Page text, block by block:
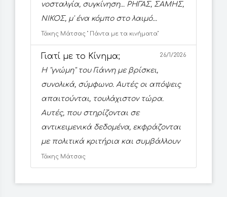
νοσταλγία, συγκίνηση... ΡΗΓΑΣ, ΣΑΜΗΣ,
ΝΙΚΟΣ, μ' ένα κόμπο στο λαιμό...
Τάκης Μάτσας '' Πάντα με τα κινήματα''
Γιατί με το Κίνημα; 26/1/2026
Η ''γνώμη'' του Γιάννη με βρίσκει,
συνολικά, σύμφωνο. Αυτές οι απόψεις
απαιτούνται, τουλάχιστον τώρα.
Αυτές, που στηρίζονται σε
αντικειμενικά δεδομένα, εκφράζονται
με πολιτικά κριτήρια και συμβάλλουν
Τάκης Μάτσας